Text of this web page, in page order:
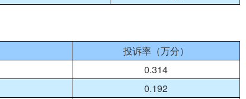
投诉率（万分）
0.314
0.192